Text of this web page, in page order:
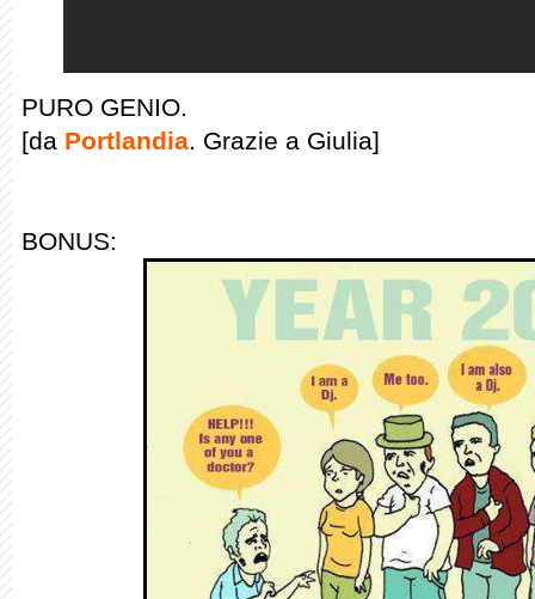
PURO GENIO.
[da Portlandia. Grazie a Giulia]
BONUS: